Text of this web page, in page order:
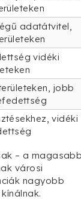
adatátvitel,
vidéki
jobb
vidéki
– a
városi
nagyobb